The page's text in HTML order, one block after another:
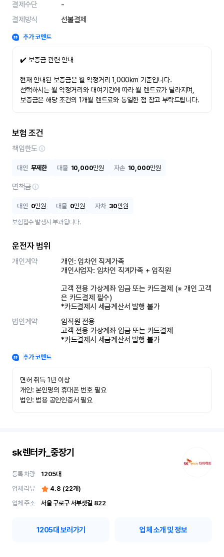
결제수단
-
결제방식
선불결제
추가 코멘트
✔️ 보증금 관련 안내
현재 안내된 보증금은 월 약정거리 1,000km 기준입니다.
선택하시는 월 약정거리와 대여기간에 따라 월 렌트료가 달라지며,
보증금은 해당 조건의 1개월 렌트료와 동일한 점 참고 부탁드립니다.
보험 조건
책임한도
대인 무제한 대물 10,000만원 자손 10,000만원
면책금
대인 0만원 대물 0만원 자차 30만원
보험접수 발생시 부과됩니다.
운전자 범위
개인계약
개인: 임차인 직계가족
개인사업자: 임차인 직계가족 + 임직원
고객 전용 가상계좌 입금 또는 카드결제 (※ 개인 고객
은 카드결제 필수)
*카드결제시 세금계산서 발행 불가
법인계약
임직원 전용
고객 전용 가상계좌 입금 또는 카드결제
*카드결제시 세금계산서 발행 불가
추가 코멘트
면허 취득 1년 이상
개인: 본인명의 휴대폰 번호 필요
법인: 범용 공인인증서 필요
sk렌터카_중장기
등록 차량 1205대
업체 리뷰
4.8 (22개)
업체 주소
서울 구로구 서부샛길 822
1205대 보러가기 업체 소개 및 정보